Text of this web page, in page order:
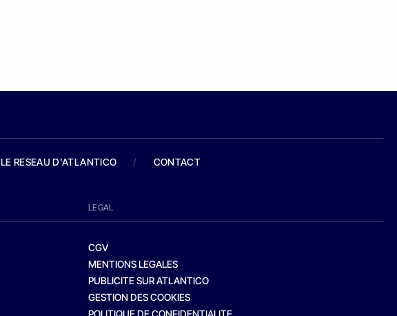
LE RESEAU D'ATLANTICO / CONTACT
LEGAL
CGV
MENTIONS LEGALES
PUBLICITE SUR ATLANTICO
GESTION DES COOKIES
POLITIQUE DE CONFIDENTIALITE